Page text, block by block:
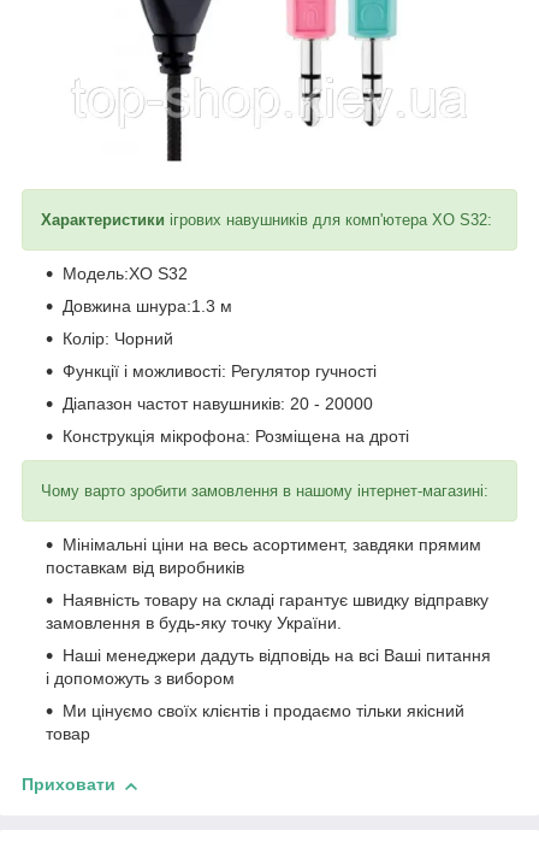
Характеристики ігрових навушників для комп'ютера XO S32:
Модель:XO S32
Довжина шнура:1.3 м
Колір: Чорний
Функції і можливості: Регулятор гучності
Діапазон частот навушників: 20 - 20000
Конструкція мікрофона: Розміщена на дроті
Чому варто зробити замовлення в нашому інтернет-магазині:
Мінімальні ціни на весь асортимент, завдяки прямим
поставкам від виробників
Наявність товару на складі гарантує швидку відправку
замовлення в будь-яку точку України.
Наші менеджери дадуть відповідь на всі Ваші питання
і допоможуть з вибором
Ми цінуємо своїх клієнтів і продаємо тільки якісний
товар
Приховати